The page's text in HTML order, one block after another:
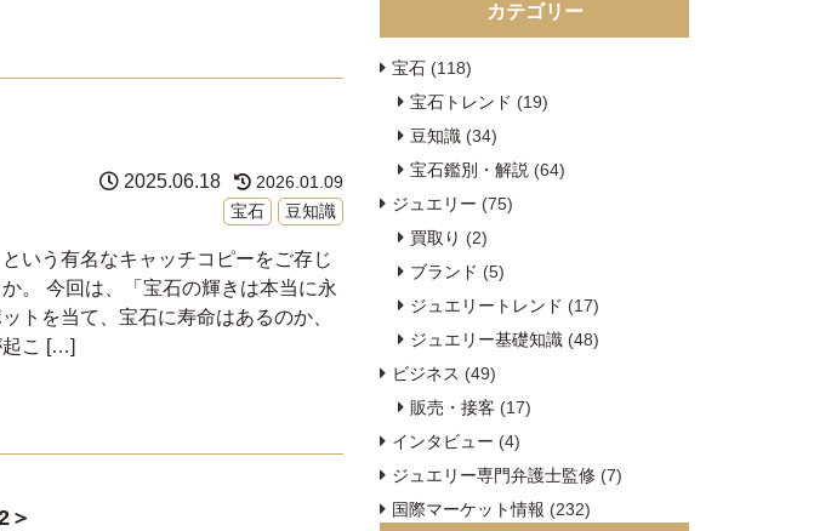
2025.06.18
2026.01.09
宝石
豆知識
いう有名なキャッチコピーをご存じ
。 今回は、「宝石の輝きは本当に永
トを当て、宝石に寿命はあるのか、
起こ […]
＞
カテゴリー
宝石 (118)
宝石トレンド (19)
豆知識 (34)
宝石鑑別・解説 (64)
ジュエリー (75)
買取り (2)
ブランド (5)
ジュエリートレンド (17)
ジュエリー基礎知識 (48)
ビジネス (49)
販売・接客 (17)
インタビュー (4)
ジュエリー専門弁護士監修 (7)
国際マーケット情報 (232)